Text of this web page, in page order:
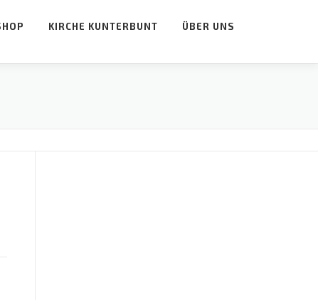
KIRCHE KUNTERBUNT ÜBER UNS